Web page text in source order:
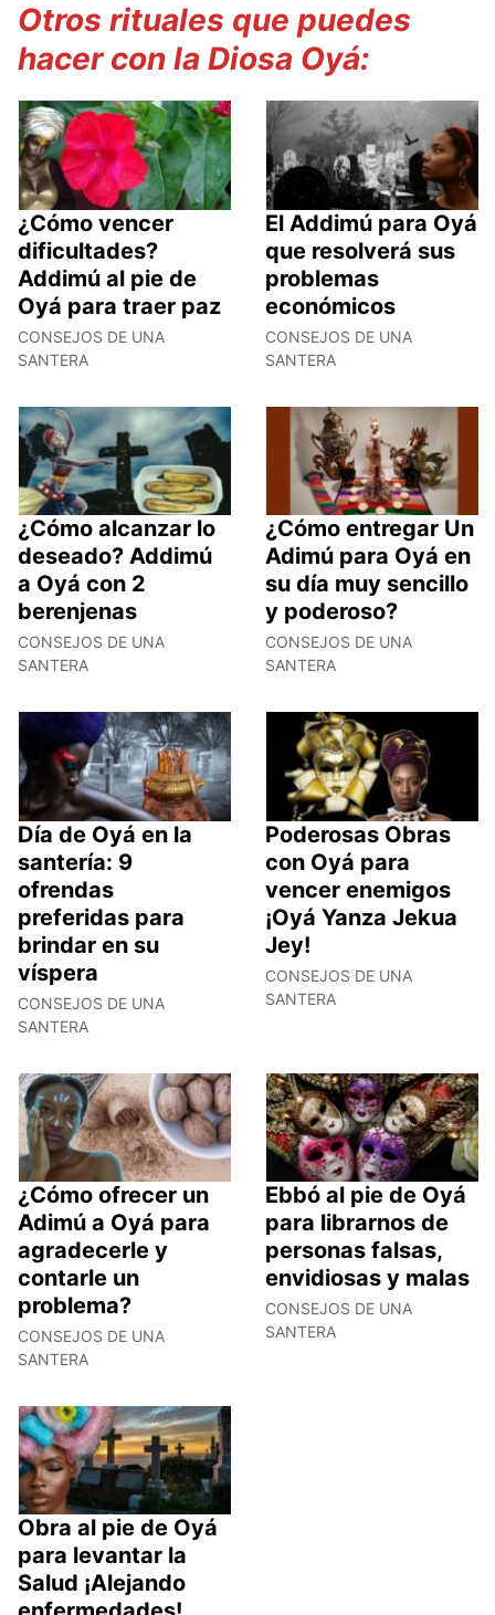
Otros rituales que puedes
hacer con la Diosa Oyá:
¿Cómo vencer
dificultades?
Addimú al pie de
Oyá para traer paz
CONSEJOS DE UNA
SANTERA
El Addimú para Oyá
que resolverá sus
problemas
económicos
CONSEJOS DE UNA
SANTERA
¿Cómo alcanzar lo
deseado? Addimú
a Oyá con 2
berenjenas
CONSEJOS DE UNA
SANTERA
¿Cómo entregar Un
Adimú para Oyá en
su día muy sencillo
y poderoso?
CONSEJOS DE UNA
SANTERA
Día de Oyá en la
santería: 9
ofrendas
preferidas para
brindar en su
víspera
CONSEJOS DE UNA
SANTERA
Poderosas Obras
con Oyá para
vencer enemigos
¡Oyá Yanza Jekua
Jey!
CONSEJOS DE UNA
SANTERA
¿Cómo ofrecer un
Adimú a Oyá para
agradecerle y
contarle un
problema?
CONSEJOS DE UNA
SANTERA
Ebbó al pie de Oyá
para librarnos de
personas falsas,
envidiosas y malas
CONSEJOS DE UNA
SANTERA
Obra al pie de Oyá
para levantar la
Salud ¡Alejando